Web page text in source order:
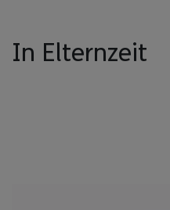
In Elternzeit